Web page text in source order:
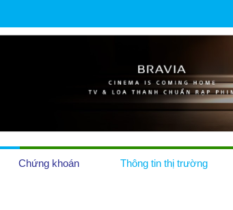
Chứng khoán Thông tin thị trường